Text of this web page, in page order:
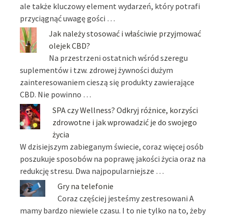
ale także kluczowy element wydarzeń, który potrafi
przyciągnąć uwagę gości …
Jak należy stosować i właściwie przyjmować
olejek CBD?
Na przestrzeni ostatnich wśród szeregu
suplementów i tzw. zdrowej żywności dużym
zainteresowaniem cieszą się produkty zawierające
CBD. Nie powinno …
SPA czy Wellness? Odkryj różnice, korzyści
zdrowotne i jak wprowadzić je do swojego
życia
W dzisiejszym zabieganym świecie, coraz więcej osób
poszukuje sposobów na poprawę jakości życia oraz na
redukcję stresu. Dwa najpopularniejsze …
Gry na telefonie
Coraz częściej jesteśmy zestresowani A
mamy bardzo niewiele czasu. I to nie tylko na to, żeby